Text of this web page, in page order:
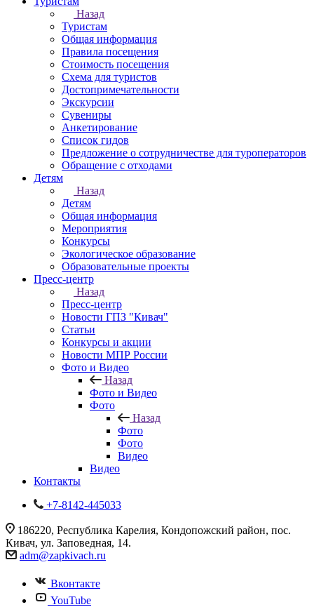
Назад
Туристам
Общая информация
Правила посещения
Стоимость посещения
Схема для туристов
Достопримечательности
Экскурсии
Сувениры
Анкетирование
Список гидов
Предложение о сотрудничестве для туроператоров
Обращение с отходами
Детям
Назад
Детям
Общая информация
Мероприятия
Конкурсы
Экологическое образование
Образовательные проекты
Пресс-центр
Назад
Пресс-центр
Новости ГПЗ "Кивач"
Статьи
Конкурсы и акции
Новости МПР России
Фото и Видео
Назад
Фото и Видео
Фото
Назад
Фото
Фото
Видео
Видео
Контакты
+7-8142-445033
186220, Республика Карелия, Кондопожский район, пос.
Кивач, ул. Заповедная, 14.
adm@zapkivach.ru
Вконтакте
YouTube